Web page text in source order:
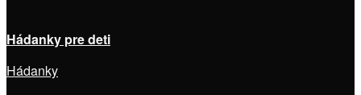
Hádanky pre deti
Hádanky